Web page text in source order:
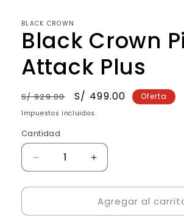
BLACK CROWN
Black Crown
Attack Plus
Precio
habitual
S/ 929.00
Precio
de
S/ 499.00 Oferta
Impuestos incluidos.
Cantidad
Reducir
cantidad
para
Crown
Aumentar
cantidad
para
Black
Crown
Agregar al